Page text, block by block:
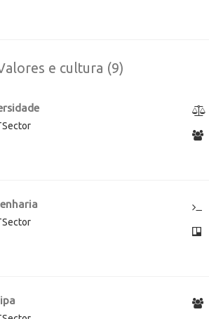
e cultura (9)